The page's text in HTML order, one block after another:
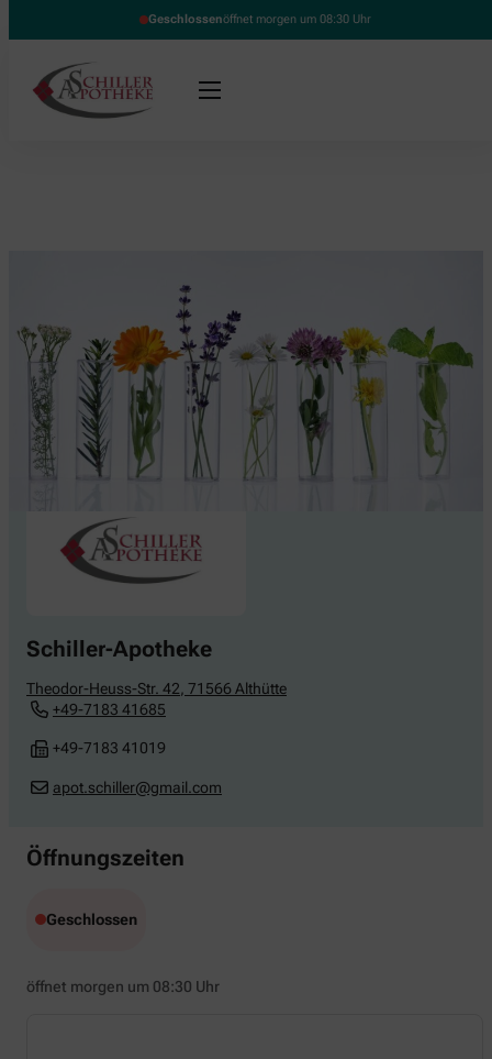
Geschlossenöffnet morgen um 08:30 Uhr
Schiller-Apotheke
Theodor-Heuss-Str. 42, 71566 Althütte
+49-7183 41685
+49-7183 41019
apot.schiller@gmail.com
Öffnungszeiten
Geschlossen
öffnet morgen um 08:30 Uhr